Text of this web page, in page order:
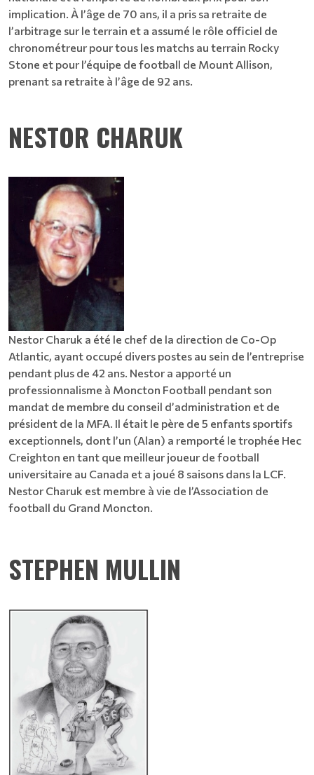
implication. À l’âge de 70 ans, il a pris sa retraite de
l’arbitrage sur le terrain et a assumé le rôle officiel de
chronométreur pour tous les matchs au terrain Rocky
Stone et pour l’équipe de football de Mount Allison,
prenant sa retraite à l’âge de 92 ans.
NESTOR CHARUK
​​​​​​​​​​​​​​Nestor Charuk a été le chef de la direction de Co-Op
Atlantic, ayant occupé divers postes au sein de l’entreprise
pendant plus de 42 ans. Nestor a apporté un
professionnalisme à Moncton Football pendant son
mandat de membre du conseil d’administration et de
président de la MFA. Il était le père de 5 enfants sportifs
exceptionnels, dont l’un (Alan) a remporté le trophée Hec
Creighton en tant que meilleur joueur de football
universitaire au Canada et a joué 8 saisons dans la LCF.
Nestor Charuk est membre à vie de l’Association de
football du Grand Moncton.
STEPHEN MULLIN